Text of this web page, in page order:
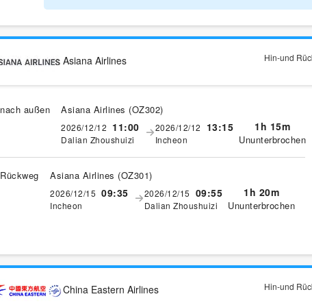
Asiana Airlines
Hin-und
nach außen Asiana Airlines (OZ302)
2026/12/12 11:00
Dalian Zhoushuizi
2026/12/12 13:15
Incheon
1h 15m
Ununterbrochen
Rückweg Asiana Airlines (OZ301)
2026/12/15 09:35
Incheon
2026/12/15 09:55
Dalian Zhoushuizi
1h 20m
Ununterbrochen
China Eastern Airlines
Hin-und